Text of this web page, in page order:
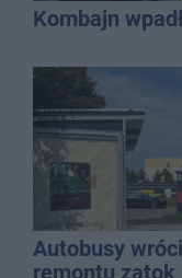
Kombajn
Autobusy
remontu zatok